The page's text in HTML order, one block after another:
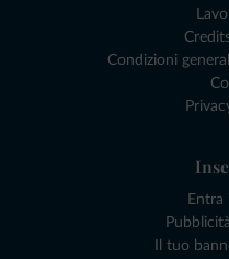
Condizioni
Il tuo